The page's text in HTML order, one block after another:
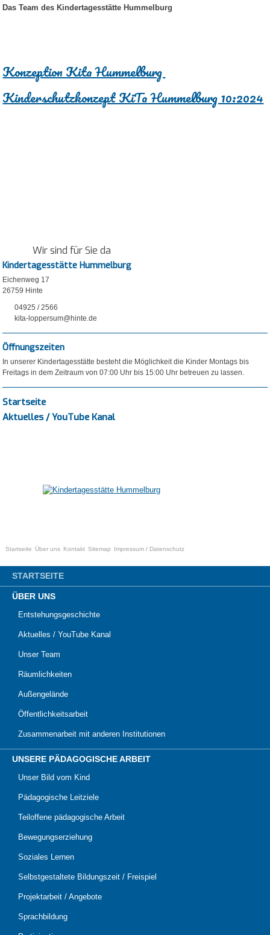
Das Team des Kindertagesstätte Hummelburg
Konzeption Kita Hummelburg
Kinderschutzkonzept KiTa Hummelburg 10:2024
Wir sind für Sie da
Kindertagesstätte Hummelburg
Eichenweg 17
26759 Hinte
04925 / 2566
kita-loppersum@hinte.de
Öffnungszeiten
In unserer Kindertagesstätte besteht die Möglichkeit die Kinder Montags bis
Freitags in dem Zeitraum von 07:00 Uhr bis 15:00 Uhr betreuen zu lassen.
Startseite
Aktuelles / YouTube Kanal
Startseite Über uns Kontakt Sitemap Impressum / Datenschutz
STARTSEITE
ÜBER UNS
Entstehungsgeschichte
Aktuelles / YouTube Kanal
Unser Team
Räumlichkeiten
Außengelände
Öffentlichkeitsarbeit
Zusammenarbeit mit anderen Institutionen
UNSERE PÄDAGOGISCHE ARBEIT
Unser Bild vom Kind
Pädagogische Leitziele
Teiloffene pädagogische Arbeit
Bewegungserziehung
Soziales Lernen
Selbstgestaltete Bildungszeit / Freispiel
Projektarbeit / Angebote
Sprachbildung